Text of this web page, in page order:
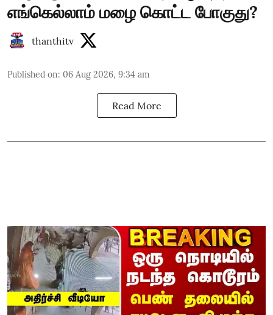
எங்கெல்லாம் மழை கொட்ட போகுது?
thanthitv
Published on: 06 Aug 2026, 9:34 am
Read More